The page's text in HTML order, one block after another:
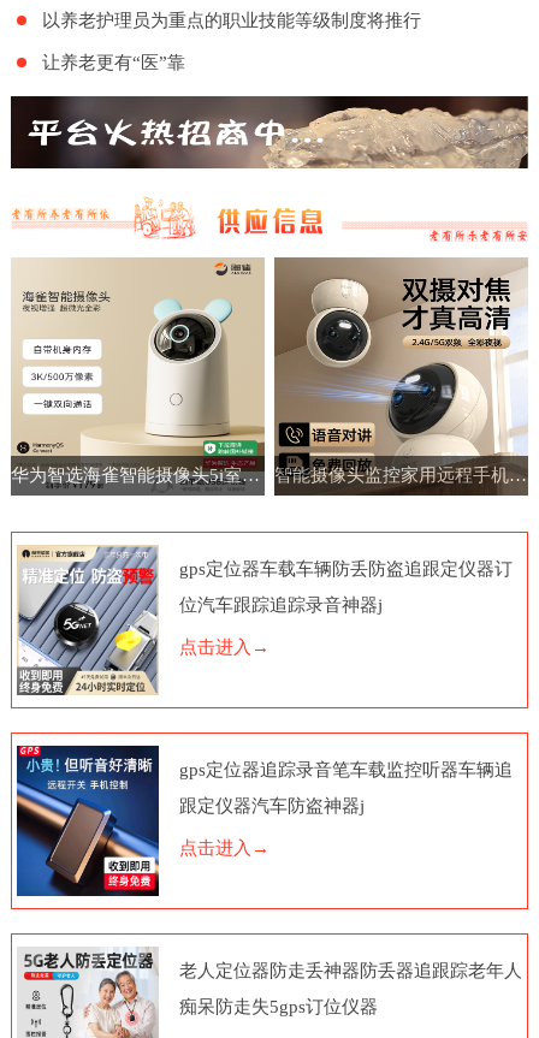
以养老护理员为重点的职业技能等级制度将推行
让养老更有“医”靠
华为智选海雀智能摄像头5i室内家用手机远程360°无线监控摄像机 智能摄像头监控家用远程手机带语音360度高清夜视室内无线免插电
gps定位器车载车辆防丢防盗追跟定仪器订
位汽车跟踪追踪录音神器j
点击进入→
gps定位器追踪录音笔车载监控听器车辆追
跟定仪器汽车防盗神器j
点击进入→
老人定位器防走丢神器防丢器追跟踪老年人
痴呆防走失5gps订位仪器